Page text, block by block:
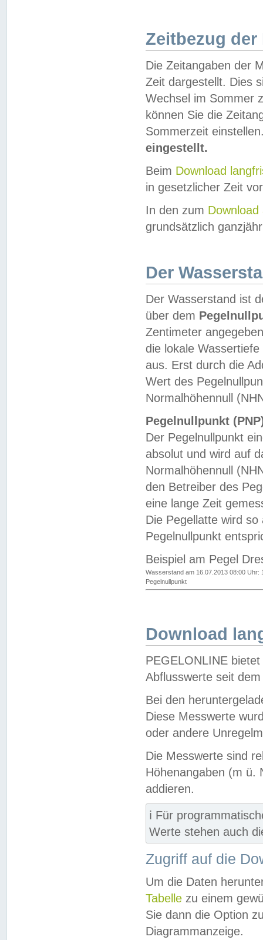
Zeitbezug der
Die Zeitangaben der
Zeit dargestellt. Dies
Wechsel im Sommer
können Sie die
Sommerzeit
eingestellt.
Beim Download
in gesetzlicher Zeit
In den zum Download
grundsätzlich
Der
Der Wasserstand ist
über dem
Zentimeter
die lokale
aus. Erst durch die
Wert des
Normalhöhennull
Pegelnullpunkt
Der Pegelnullpunkt
absolut und wird auf
Normalhöhennull
den Betreiber des
eine lange Zeit
Die Pegellatte wird
Pegelnullpunkt
Beispiel am Pegel
Wasserstand am 16.07.2013 08:00 Uhr:
Pegelnullpunkt
Download
PEGELONLINE
Abflusswerte seit
Bei den
Diese Messwerte
oder andere
Die Messwerte sind
Höhenangaben (m ü.
addieren.
ℹ️ Für
Werte stehen auch
Zugriff auf die
Um die Daten
Tabelle zu einem
Sie dann die Option
Diagrammanzeige.